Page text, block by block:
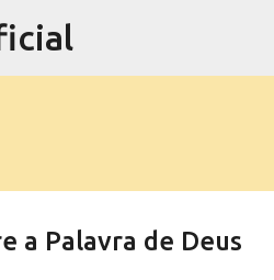
a Palavra de Deus